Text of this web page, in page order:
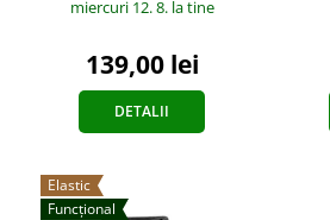
miercuri 12. 8. la tine
139,00 lei
DETALII
Elastic
Funcțional